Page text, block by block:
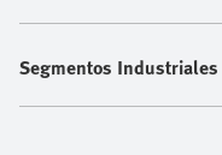
Segmentos Industriales